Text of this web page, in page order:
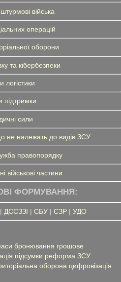
війська
операцій
оборони
та кібербезпеки
логістики
підтримки
сили
не належать до видів ЗСУ
правопорядку
військові частини
ФОРМУВАННЯ:
ДССЗЗІ | СБУ| СЗР| УДО
бронювання грошове
підсумки реформа ЗСУ
оборона цифровізація